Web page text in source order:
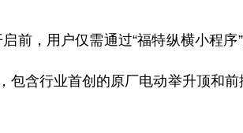
前，用户仅需通过“福特纵横小程序
包含行业首创的原厂电动举升顶和